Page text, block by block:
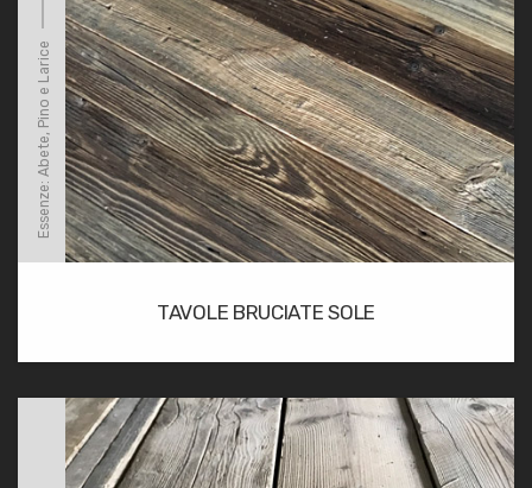
Essenze: Abete, Pino e Larice
TAVOLE BRUCIATE SOLE